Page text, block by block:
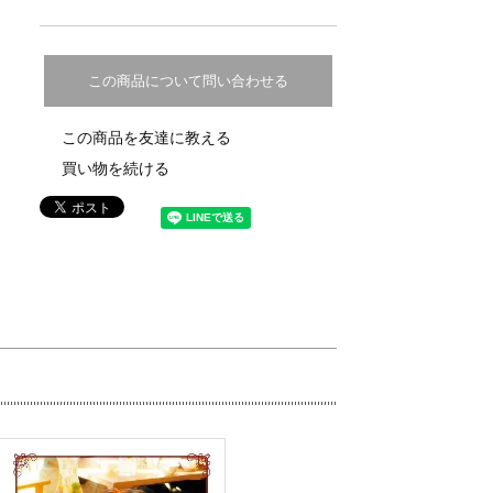
この商品について問い合わせる
この商品を友達に教える
買い物を続ける